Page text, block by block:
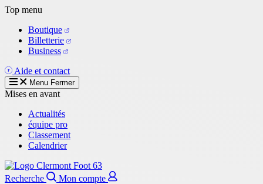
Aller
contenu
principal
Top menu
Boutique
Billetterie
Business
Aide et contact
Menu Fermer
Mises en avant
Actualités
équipe pro
Classement
Calendrier
Recherche
Mon compte